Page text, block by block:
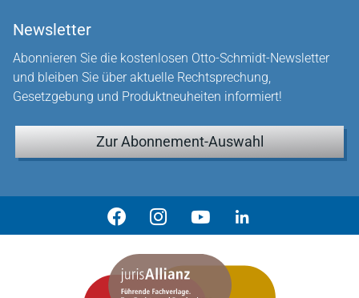
Newsletter
Abonnieren Sie die kostenlosen Otto-Schmidt-Newsletter
und bleiben Sie über aktuelle Rechtsprechung,
Gesetzgebung und Produktneuheiten informiert!
Zur Abonnement-Auswahl